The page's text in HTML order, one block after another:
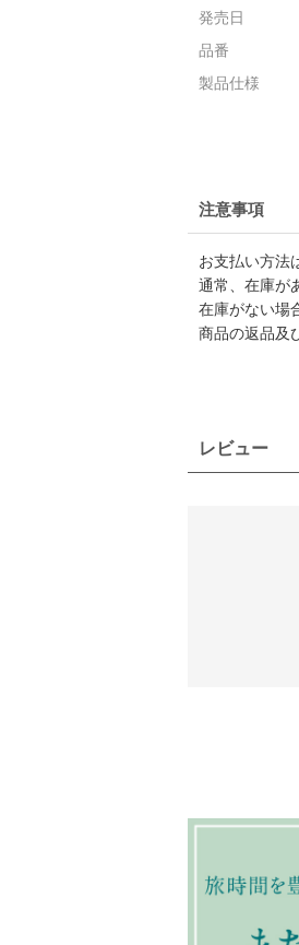
発売日
品番
製品仕様
注意事項
お支払い方法
通常、在庫が
在庫がない場
商品の返品及
レビュー